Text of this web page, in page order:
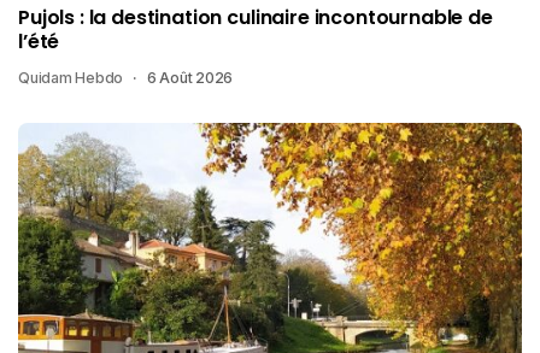
Pujols : la destination culinaire incontournable de
l’été
Quidam Hebdo 6 Août 2026